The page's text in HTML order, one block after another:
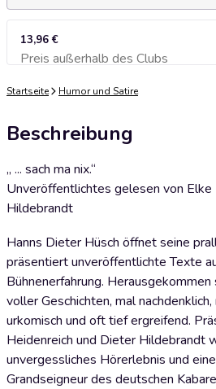
13,96 €
Preis außerhalb des Clubs
Zum Warenkorb
Startseite Humor und Satire
Beschreibung
„ ... sach ma nix.“
Unveröffentlichtes gelesen von
Hildebrandt
Hanns Dieter Hüsch öffnet seine
präsentiert unveröffentlichte Texte
Bühnenerfahrung.
voller Geschichten, mal
urkomisch und oft tief ergreifend.
Heidenreich und Dieter Hildebrandt
unvergessliches Hörerlebnis und
Grandseigneur des deutschen